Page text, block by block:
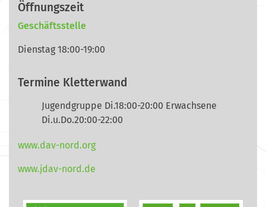
Öffnungszeit
Geschäftsstelle
Dienstag 18:00-19:00
Termine Kletterwand
Jugendgruppe Di.18:00-20:00 Erwachsene
Di.u.Do.20:00-22:00
www.dav-nord.org
www.jdav-nord.de